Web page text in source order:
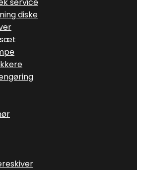
service
diske